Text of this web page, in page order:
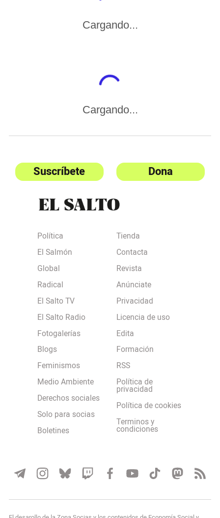
Cargando...
Cargando...
Suscríbete Dona
Política
El Salmón
Global
Radical
El Salto TV
El Salto Radio
Fotogalerías
Blogs
Feminismos
Medio Ambiente
Derechos sociales
Solo para socias
Boletines
Tienda
Contacta
Revista
Anúnciate
Privacidad
Licencia de uso
Edita
Formación
RSS
Política de
privacidad
Política de cookies
Terminos y
condiciones